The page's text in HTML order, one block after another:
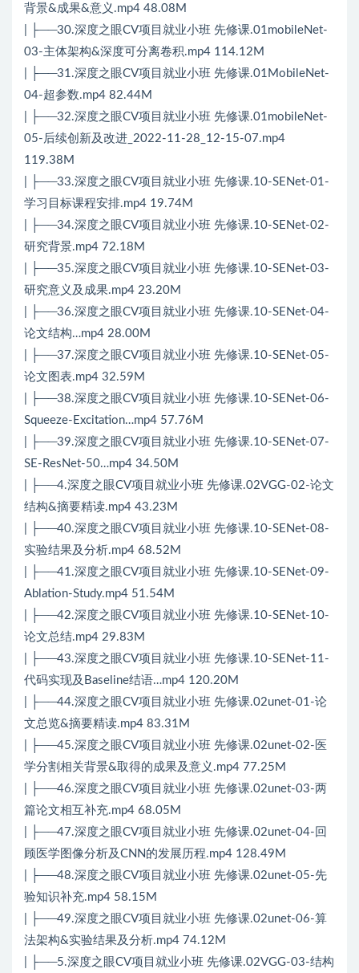
背景&成果&意义.mp4 48.08M
| ├──30.深度之眼CV项目就业小班 先修课.01mobileNet-
03-主体架构&深度可分离卷积.mp4 114.12M
| ├──31.深度之眼CV项目就业小班 先修课.01MobileNet-
04-超参数.mp4 82.44M
| ├──32.深度之眼CV项目就业小班 先修课.01mobileNet-
05-后续创新及改进_2022-11-28_12-15-07.mp4
119.38M
| ├──33.深度之眼CV项目就业小班 先修课.10-SENet-01-
学习目标课程安排.mp4 19.74M
| ├──34.深度之眼CV项目就业小班 先修课.10-SENet-02-
研究背景.mp4 72.18M
| ├──35.深度之眼CV项目就业小班 先修课.10-SENet-03-
研究意义及成果.mp4 23.20M
| ├──36.深度之眼CV项目就业小班 先修课.10-SENet-04-
论文结构…mp4 28.00M
| ├──37.深度之眼CV项目就业小班 先修课.10-SENet-05-
论文图表.mp4 32.59M
| ├──38.深度之眼CV项目就业小班 先修课.10-SENet-06-
Squeeze-Excitation…mp4 57.76M
| ├──39.深度之眼CV项目就业小班 先修课.10-SENet-07-
SE-ResNet-50…mp4 34.50M
| ├──4.深度之眼CV项目就业小班 先修课.02VGG-02-论文
结构&摘要精读.mp4 43.23M
| ├──40.深度之眼CV项目就业小班 先修课.10-SENet-08-
实验结果及分析.mp4 68.52M
| ├──41.深度之眼CV项目就业小班 先修课.10-SENet-09-
Ablation-Study.mp4 51.54M
| ├──42.深度之眼CV项目就业小班 先修课.10-SENet-10-
论文总结.mp4 29.83M
| ├──43.深度之眼CV项目就业小班 先修课.10-SENet-11-
代码实现及Baseline结语…mp4 120.20M
| ├──44.深度之眼CV项目就业小班 先修课.02unet-01-论
文总览&摘要精读.mp4 83.31M
| ├──45.深度之眼CV项目就业小班 先修课.02unet-02-医
学分割相关背景&取得的成果及意义.mp4 77.25M
| ├──46.深度之眼CV项目就业小班 先修课.02unet-03-两
篇论文相互补充.mp4 68.05M
| ├──47.深度之眼CV项目就业小班 先修课.02unet-04-回
顾医学图像分析及CNN的发展历程.mp4 128.49M
| ├──48.深度之眼CV项目就业小班 先修课.02unet-05-先
验知识补充.mp4 58.15M
| ├──49.深度之眼CV项目就业小班 先修课.02unet-06-算
法架构&实验结果及分析.mp4 74.12M
| ├──5.深度之眼CV项目就业小班 先修课.02VGG-03-结构